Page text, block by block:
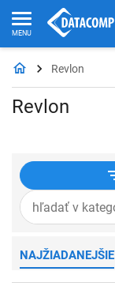
Revlon
Revlon
NAJŽIADANEJŠIE